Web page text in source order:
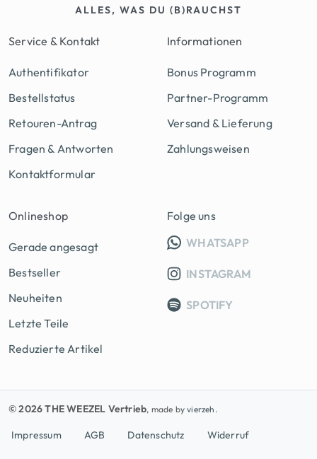
ALLES, WAS DU (B)RAUCHST
Service & Kontakt
Authentifikator
Bestellstatus
Retouren-Antrag
Fragen & Antworten
Kontaktformular
Informationen
Bonus Programm
Partner-Programm
Versand & Lieferung
Zahlungsweisen
Onlineshop
Gerade angesagt
Bestseller
Neuheiten
Letzte Teile
Reduzierte Artikel
Folge uns
WHATSAPPINFO
INSTAGRAM
SPOTIFY
© 2026 THE WEEZEL Vertrieb, made byvierzeh.
Impressum AGB Datenschutz Widerruf